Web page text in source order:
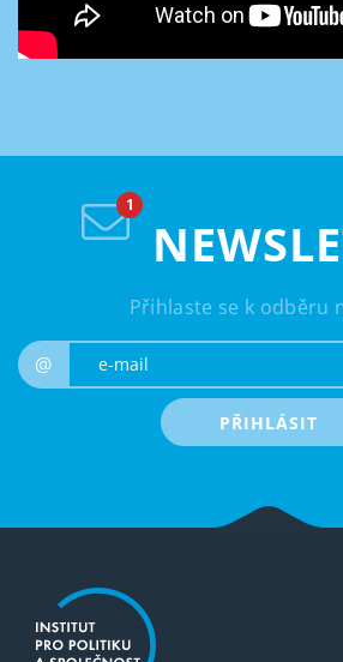
Přihlaste se k odběru
@
PŘIHLÁSIT